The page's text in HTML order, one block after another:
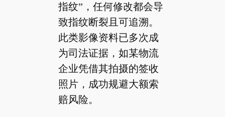
指纹”，任何修改都会导
致指纹断裂且可追溯。
此类影像资料已多次成
为司法证据，如某物流
企业凭借其拍摄的签收
照片，成功规避大额索
赔风险。